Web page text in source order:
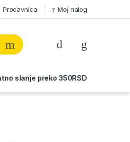
Prodavnica Moj nalog
slanje preko 350RSD